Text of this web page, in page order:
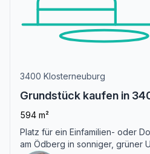
3400 Klosterneuburg
Grundstück kaufen in
594 m²
Platz für ein Einfamilien- oder
am Ödberg in sonniger, grüner